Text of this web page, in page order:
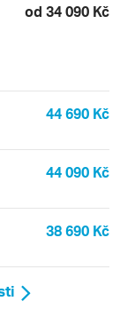
od 34 090 Kč
44 690 Kč
44 090 Kč
38 690 Kč